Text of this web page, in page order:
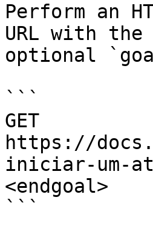
Perform an
URL with
optional
```
GET
https://
iniciar-um-
<endgoal>
```